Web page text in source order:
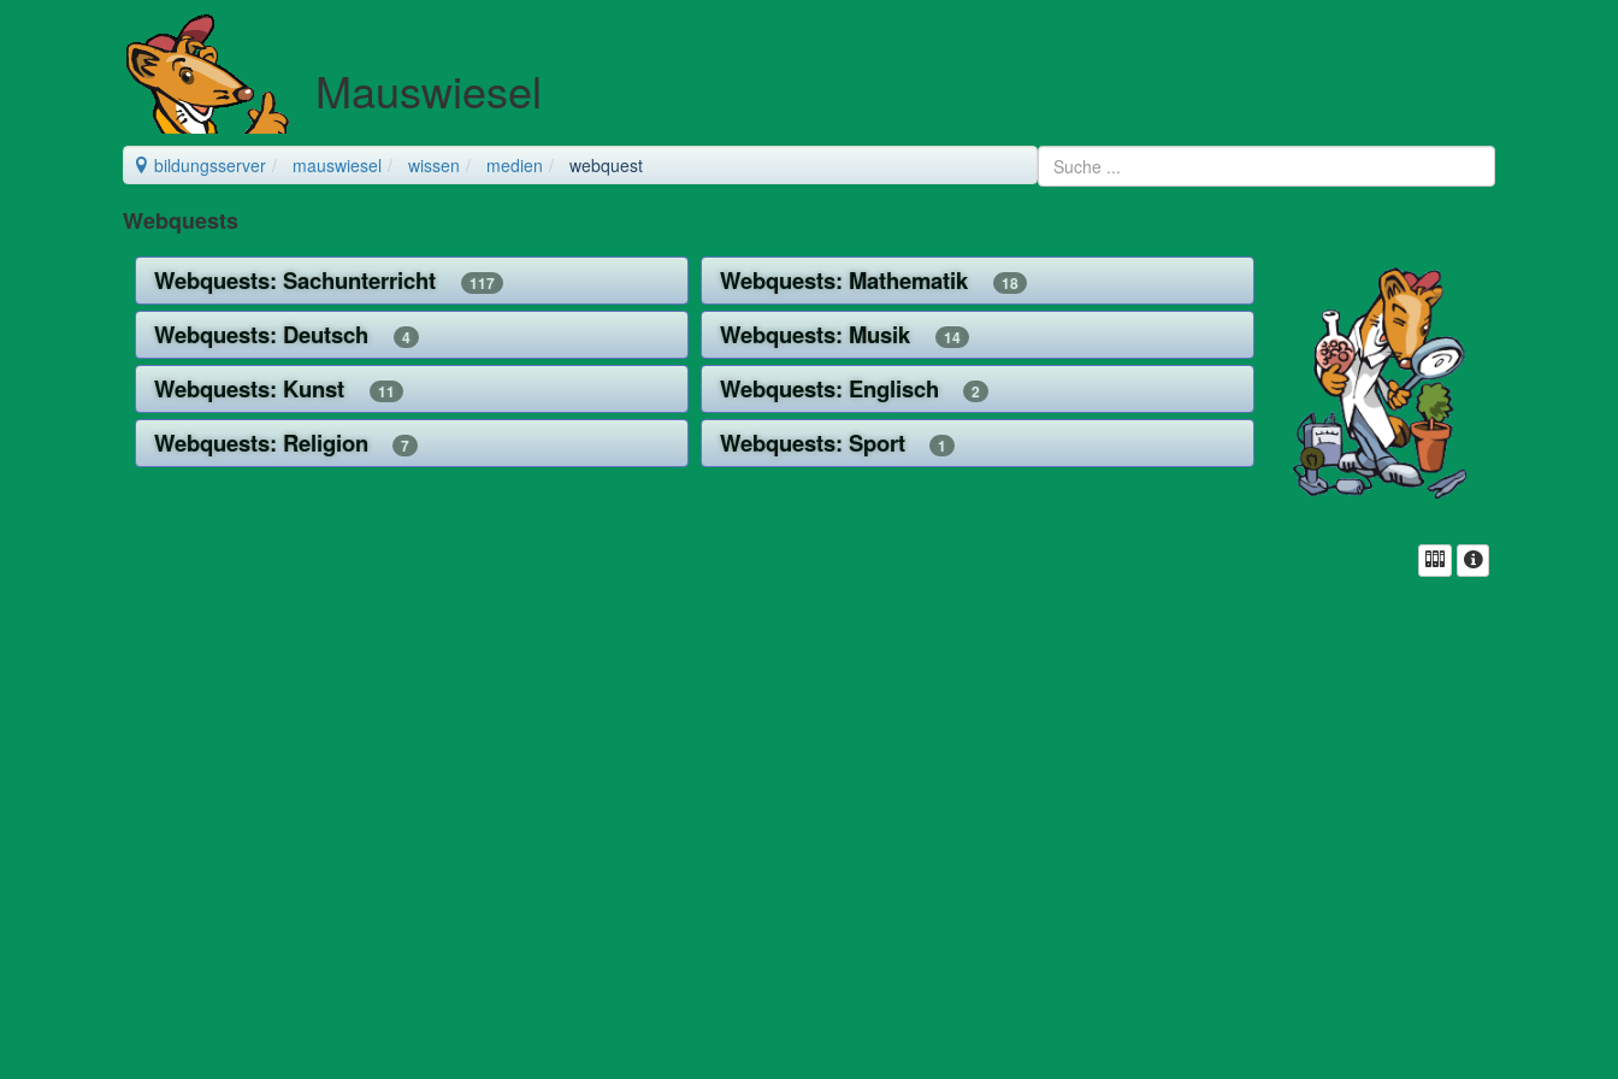
Mauswiesel
bildungsserver mauswiesel wissen medien webquest
Webquests
Webquests: Sachunterricht 117 Webquests: Mathematik 18
Webquests: Deutsch 4 Webquests: Musik 14
Webquests: Kunst 11 Webquests: Englisch 2
Webquests: Religion 7 Webquests: Sport 1